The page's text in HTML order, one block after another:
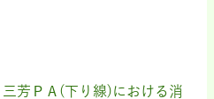
三芳ＰＡ(下り線)における消